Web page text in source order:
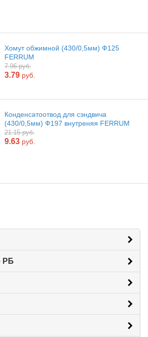
Хомут обжимной (430/0,5мм) Ф125
FERRUM
7.96 руб.
3.79 руб.
Конденсатоотвод для сэндвича
(430/0,5мм) Ф197 внутреняя FERRUM
21.15 руб.
9.63 руб.
РБ